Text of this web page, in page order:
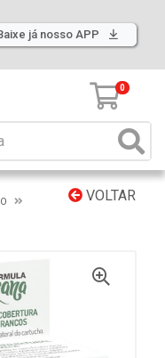
já nosso APP
0
VOLTAR